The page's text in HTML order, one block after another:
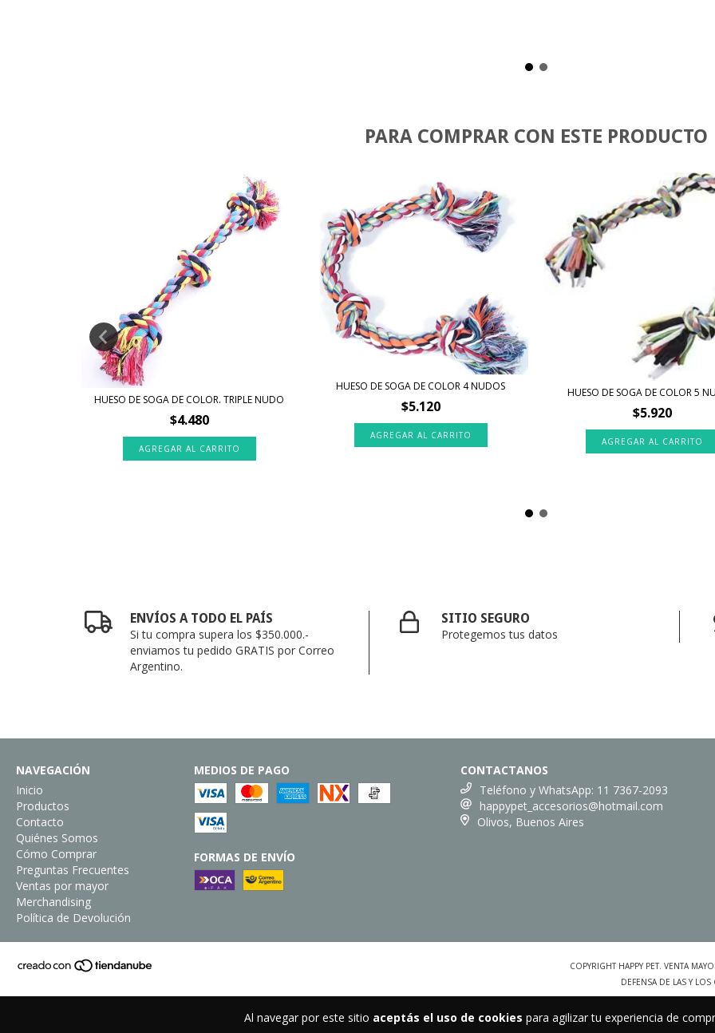
Al navegar por este sitio aceptás el uso de cookies para agilizar tu experiencia de
PARA COMPRAR CON ESTE PRODUCTO
HUESO DE SOGA DE COLOR. TRIPLE NUDO
$4.480
HUESO DE SOGA DE COLOR 4 NUDOS
$5.120
HUESO DE SOGA DE COLOR 5
$5.920
ENVÍOS A TODO EL PAÍS
Si tu compra supera los $350.000.-
enviamos tu pedido GRATIS por Correo
Argentino.
SITIO SEGURO
Protegemos tus datos
NAVEGACIÓN
Inicio
Productos
Contacto
Quiénes Somos
Cómo Comprar
Preguntas Frecuentes
Ventas por mayor
Merchandising
Política de Devolución
MEDIOS DE PAGO
FORMAS DE ENVÍO
CONTACTANOS
Teléfono y WhatsApp: 11 7367-2093
happypet_accesorios@hotmail.com
Olivos, Buenos Aires
COPYRIGHT HAPPY PET. VENTA
DEFENSA DE LAS Y